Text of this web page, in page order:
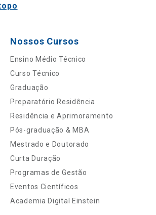
Nossos Cursos
Ensino Médio Técnico
Curso Técnico
Graduação
Preparatório Residência
Residência e Aprimoramento
Pós-graduação & MBA
Mestrado e Doutorado
Curta Duração
Programas de Gestão
Eventos Científicos
Academia Digital Einstein